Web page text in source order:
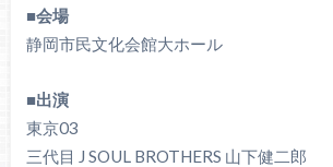
■会場
静岡市民文化会館大ホール
■出演
東京03
三代目 J SOUL BROTHERS 山下健二郎